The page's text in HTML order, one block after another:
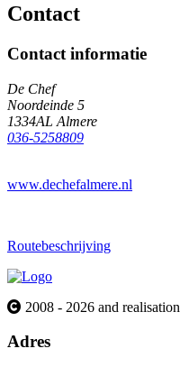
Contact
Contact informatie
De Chef
Noordeinde 5
1334AL Almere
036-5258809
www.dechefalmere.nl
Routebeschrijving
2008 - 2026 and realisation
Adres